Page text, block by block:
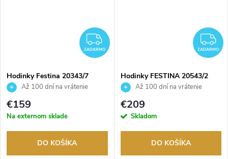
ZADARMO
ZADARMO
Hodinky Festina 20343/7
Až 100 dní na vrátenie
tovaru. Autorizovaný predajca.
€159
Na externom sklade
DO KOŠÍKA
ZADARMO
Hodinky FESTINA 20543/2
Až 100 dní na vrátenie
tovaru. Autorizovaný predajca.
€209
Skladom
DO KOŠÍKA